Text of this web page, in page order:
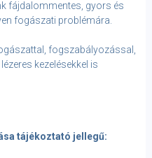
fájdalommentes, gyors és
fogászati problémára.
fogszabályozással,
kezelésekkel is
tájékoztató jellegű: